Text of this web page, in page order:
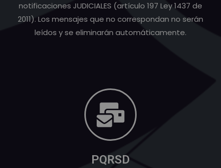
notificaciones JUDICIALES (artículo 197 Ley 1437 de
2011). Los mensajes que no correspondan no serán
leídos y se eliminarán automáticamente.
PQRSD